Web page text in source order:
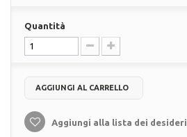
Quantità
AGGIUNGI AL CARRELLO
Aggiungi alla lista dei desideri